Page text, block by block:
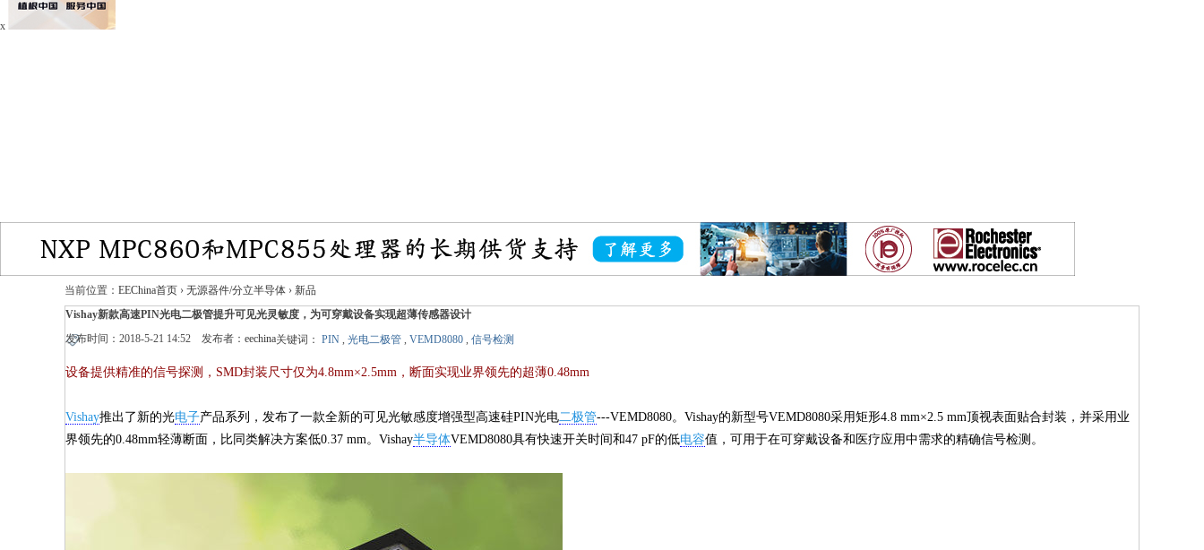
x
当前位置： EEChina首页 › 无源器件/分立半导体 › 新品
Vishay新款高速PIN光电二极管提升可见光灵敏度，为可穿戴设备实现超薄传感器设计
发布时间：2018-5-21 14:52 发布者： eechina关键词： PIN , 光电二极管 , VEMD8080 , 信号检测
设备提供精准的信号探测，SMD封装尺寸仅为4.8mm×2.5mm，断面实现业界领先的超薄0.48mm
Vishay推出了新的光电子产品系列，发布了一款全新的可见光敏感度增强型高速硅PIN光电二极管---VEMD8080。Vishay的新型号VEMD8080采用矩形4.8 mm×2.5 mm顶视表面贴合封装，并采用业
界领先的0.48mm轻薄断面，比同类解决方案低0.37 mm。Vishay半导体VEMD8080具有快速开关时间和47 pF的低电容值，可用于在可穿戴设备和医疗应用中需求的精确信号检测。